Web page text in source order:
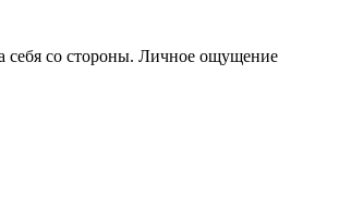
себя со стороны. Личное ощущение